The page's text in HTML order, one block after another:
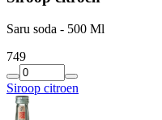
Saru soda - 500 Ml
749
Siroop citroen